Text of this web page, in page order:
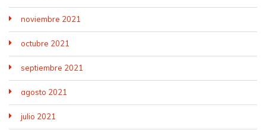
noviembre 2021
octubre 2021
septiembre 2021
agosto 2021
julio 2021